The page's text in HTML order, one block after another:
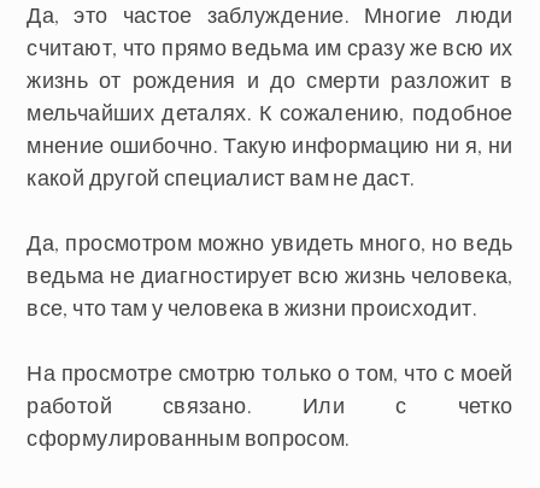
Да, это частое заблуждение. Многие люди
считают, что прямо ведьма им сразу же всю их
жизнь от рождения и до смерти разложит в
мельчайших деталях. К сожалению, подобное
мнение ошибочно. Такую информацию ни я, ни
какой другой специалист вам не даст.
Да, просмотром можно увидеть много, но ведь
ведьма не диагностирует всю жизнь человека,
все, что там у человека в жизни происходит.
На просмотре смотрю только о том, что с моей
работой связано. Или с четко
сформулированным вопросом.